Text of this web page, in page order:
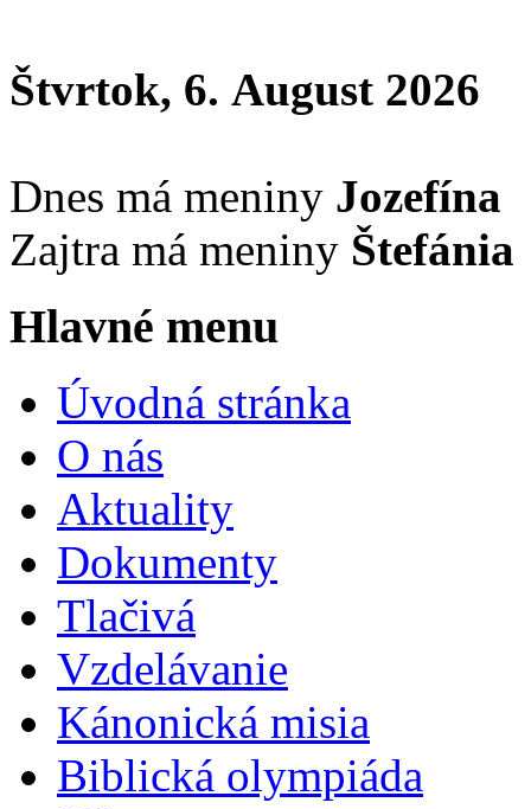
Štvrtok, 6. August 2026
Dnes má meniny Jozefína
Zajtra má meniny Štefánia
Hlavné menu
Úvodná stránka
O nás
Aktuality
Dokumenty
Tlačivá
Vzdelávanie
Kánonická misia
Biblická olympiáda